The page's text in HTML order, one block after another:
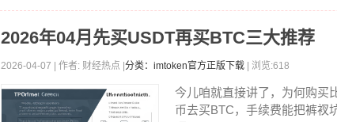
2026年04月先买USDT再买BTC三大推荐
2026-04-07 | 作者: 财经热点 | 分类：imtoken官方正版下载 | 浏览:618
今儿咱就直接讲了，为何购买
币去买BTC，手续费能把裤衩